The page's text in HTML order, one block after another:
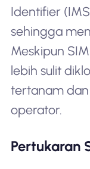
Identifier
sehingga
Meskipun
lebih sulit
tertanam dan
operator.
Pertukaran